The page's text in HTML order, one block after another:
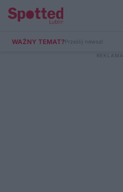
WAŻNY TEMAT?Prześlij newsa!